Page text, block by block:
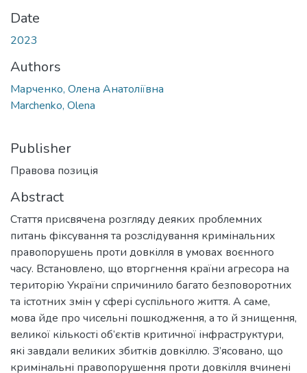
Date
2023
Authors
Марченко, Олена Анатоліївна
Marchenko, Olena
Publisher
Правова позиція
Abstract
Стаття присвячена розгляду деяких проблемних
питань фіксування та розслідування кримінальних
правопорушень проти довкілля в умовах воєнного
часу. Встановлено, що вторгнення країни агресора на
територію України спричинило багато безповоротних
та істотних змін у сфері суспільного життя. А саме,
мова йде про чисельні пошкодження, а то й знищення,
великої кількості об’єктів критичної інфраструктури,
які завдали великих збитків довкіллю. З’ясовано, що
кримінальні правопорушення проти довкілля вчинені